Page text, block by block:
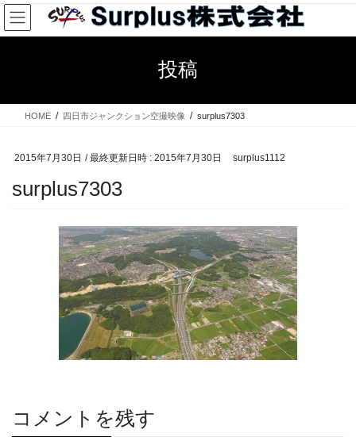
コ
ン
テ
ス
ナ
ビ
ゲ
ン
投稿
HOME 四日市ジャンクション空撮映像 surplus7303
2015年7月30日 / 最終更新日時 : 2015年7月30日 surplus1112
surplus7303
コメントを残す